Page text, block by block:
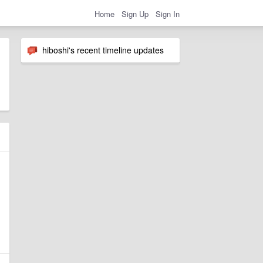
Home Sign Up Sign In
hiboshi's recent timeline updates